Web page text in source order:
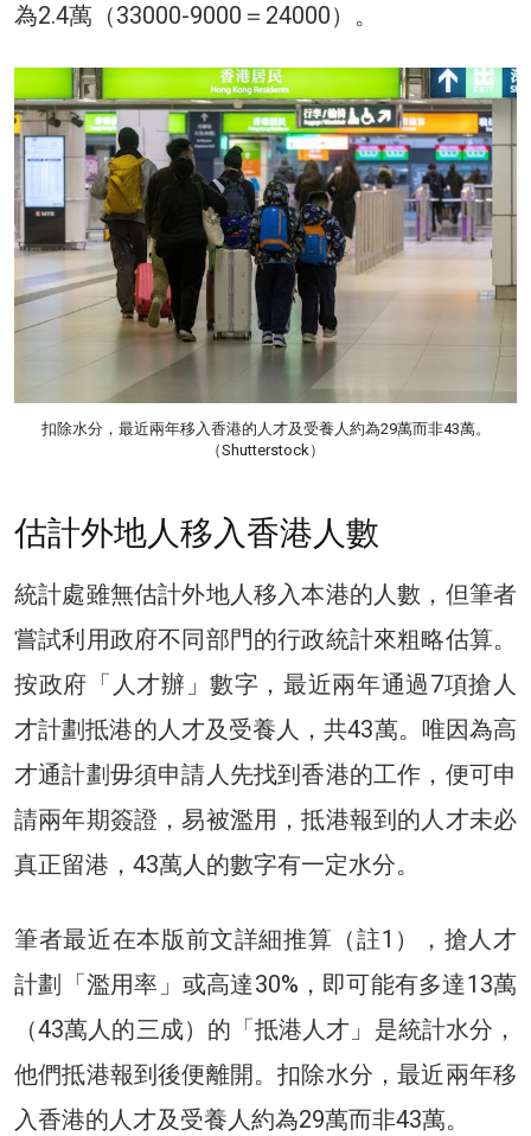
為2.4萬（33000-9000＝24000）。
扣除水分，最近兩年移入香港的人才及受養人約為29萬而非43萬。
（Shutterstock）
估計外地人移入香港人數
統計處雖無估計外地人移入本港的人數，但筆者
嘗試利用政府不同部門的行政統計來粗略估算。
按政府「人才辦」數字，最近兩年通過7項搶人
才計劃抵港的人才及受養人，共43萬。唯因為高
才通計劃毋須申請人先找到香港的工作，便可申
請兩年期簽證，易被濫用，抵港報到的人才未必
真正留港，43萬人的數字有一定水分。
筆者最近在本版前文詳細推算（註1），搶人才
計劃「濫用率」或高達30%，即可能有多達13萬
（43萬人的三成）的「抵港人才」是統計水分，
他們抵港報到後便離開。扣除水分，最近兩年移
入香港的人才及受養人約為29萬而非43萬。